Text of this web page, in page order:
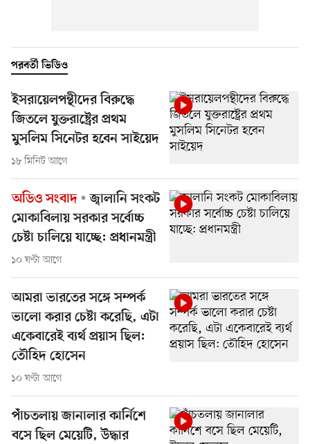
পরবর্তী ভিডিও
ইসরায়েলপন্থীদের বিরুদ্ধে
জিতলে যুক্তরাষ্ট্রের প্রথম
মুসলিম সিনেটর হবেন সাইয়েদ
১৮ মিনিট আগে
অডিও সংবাদ
জ্বালানি সংকট
মোকাবিলায় সরকার সর্বোচ্চ
চেষ্টা চালিয়ে যাচ্ছে: প্রধানমন্ত্রী
১০ ঘণ্টা আগে
আমরা ভারতের সঙ্গে সম্পর্ক
ভালো করার চেষ্টা করেছি, এটা
একেবারেই ব্যর্থ প্রয়াস ছিল:
তৌহিদ হোসেন
১০ ঘণ্টা আগে
পাঁচতলায় জানালার কার্নিশে
বসে ছিল মেয়েটি, উদ্ধার